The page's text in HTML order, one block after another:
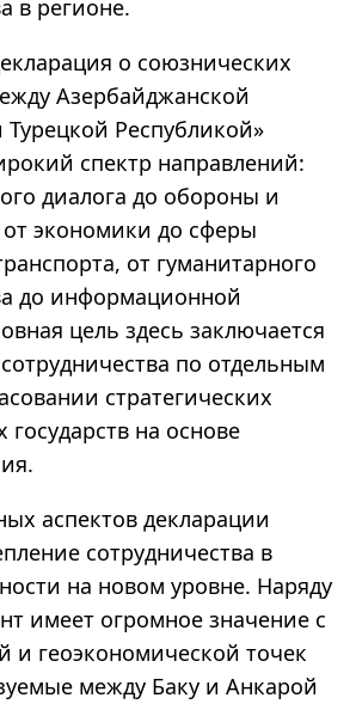
в регионе.
о союзнических
Азербайджанской
Республикой»
спектр направлений:
диалога до обороны и
от экономики до сферы
от гуманитарного
до информационной
цель здесь заключается
по отдельным
стратегических
государств на основе
аспектов декларации
сотрудничества в
на новом уровне. Наряду
имеет огромное значение с
и геоэкономической точек
между Баку и Анкарой